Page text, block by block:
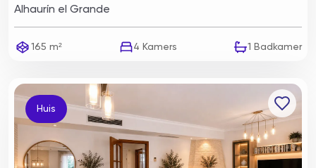
Alhaurín el Grande
165 m² 4 Kamers 1 Badkamer
Huis